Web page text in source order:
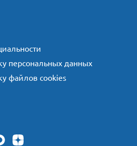
персональных данных
файлов cookies